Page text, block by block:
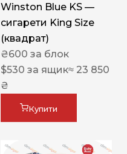
Winston Blue KS —
сигарети King Size
(квадрат)
₴600 за блок
$530 за ящик≈ 23 850
₴
Купити